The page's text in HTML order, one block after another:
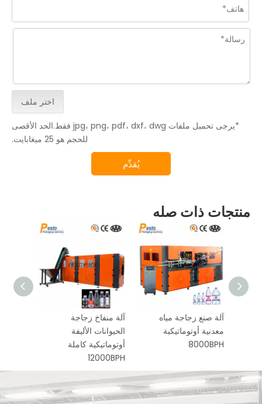
اختر ملف
*يرجى تحميل ملفات jpg، png، pdf، dxf، dwg فقط.الحد الأقصى
للحجم هو 25 ميغابايت.
يُقدِّم
منتجات ذات صله
آلة منفاخ زجاجة
الحيوانات الأليفة
أوتوماتيكية كاملة
12000BPH
آلة صنع زجاجة مياه
معدنية أوتوماتيكية
8000BPH